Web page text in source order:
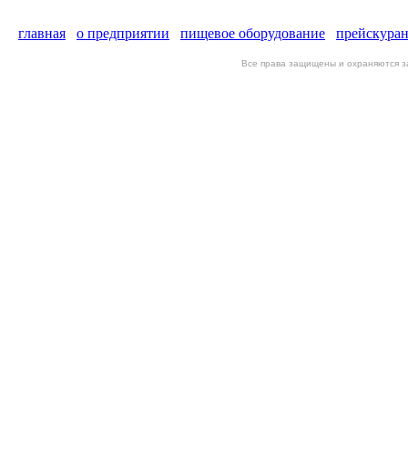
главная о предприятии пищевое оборудование
Все права защищены и